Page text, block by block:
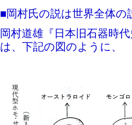
■岡村氏の説は世界全体
岡村道雄『日本旧石器時
は、下記の図のように、